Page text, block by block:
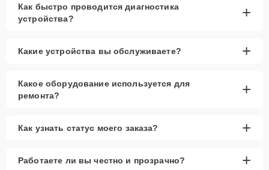
Как быстро проводится диагностика
устройства?
+
Какие устройства вы обслуживаете? +
Какое оборудование используется для
ремонта?
+
Как узнать статус моего заказа? +
Работаете ли вы честно и прозрачно? +